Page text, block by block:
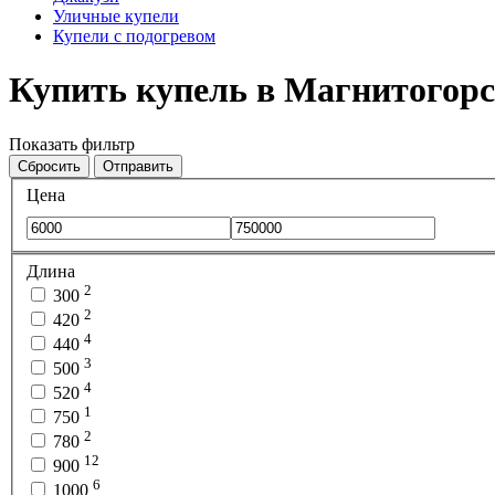
Уличные купели
Купели с подогревом
Купить купель в
Показать фильтр
Сбросить Отправить
Цена
Длина
300 2
420 2
440 4
500 3
520 4
750 1
780 2
900 12
1000 6